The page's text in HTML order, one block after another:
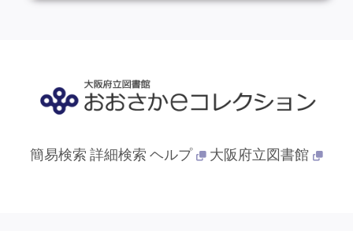
簡易検索 詳細検索 ヘルプ 大阪府立図書館